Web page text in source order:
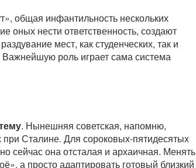
общая инфантильность нескольких
оных нести ответственность, создают
мест, как студенческих, так и
роль играет сама система
. Нынешняя советская, напомню,
Сталине. Для сороковых-пятидесятых
сейчас она отсталая и архаичная. Менять
а просто адаптировать готовый близкий